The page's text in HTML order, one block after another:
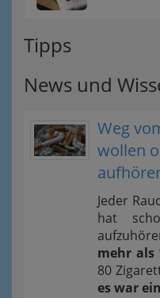
Tipps
News und
Weg
wollen
Jeder
hat
mehr als
80
es war